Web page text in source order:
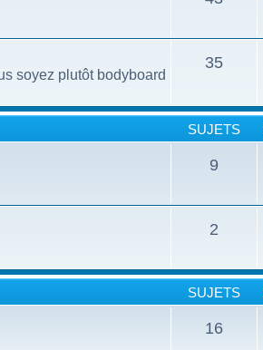
soyez plutôt bodyboard
35
SUJETS
9
2
SUJETS
16